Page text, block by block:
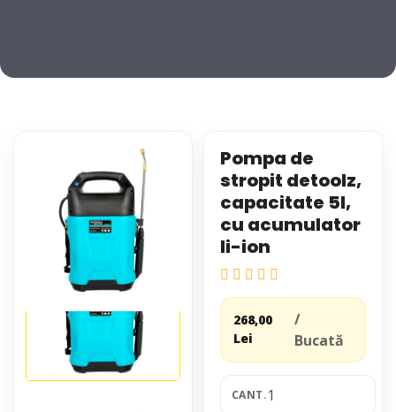
Pompa de
stropit detoolz,
capacitate 5l,
cu acumulator
li-ion
268,00
Lei
/
Bucată
CANT.